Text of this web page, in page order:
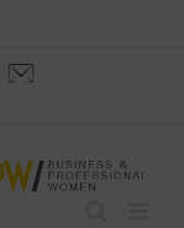
Anfrage
schicken